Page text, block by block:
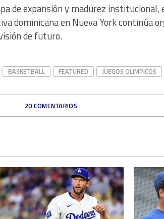
de expansión y madurez institucional,
dominicana en Nueva York continúa
de futuro.
BASKETBALL FEATURED JUEGOS OLIMPICOS
20 COMENTARIOS